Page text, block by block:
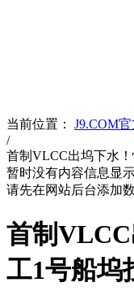
当前位置： J9.COM
/
首制VLCC出坞下水
暂时没有内容信息显
请先在网站后台添加数
首制
工1号船坞